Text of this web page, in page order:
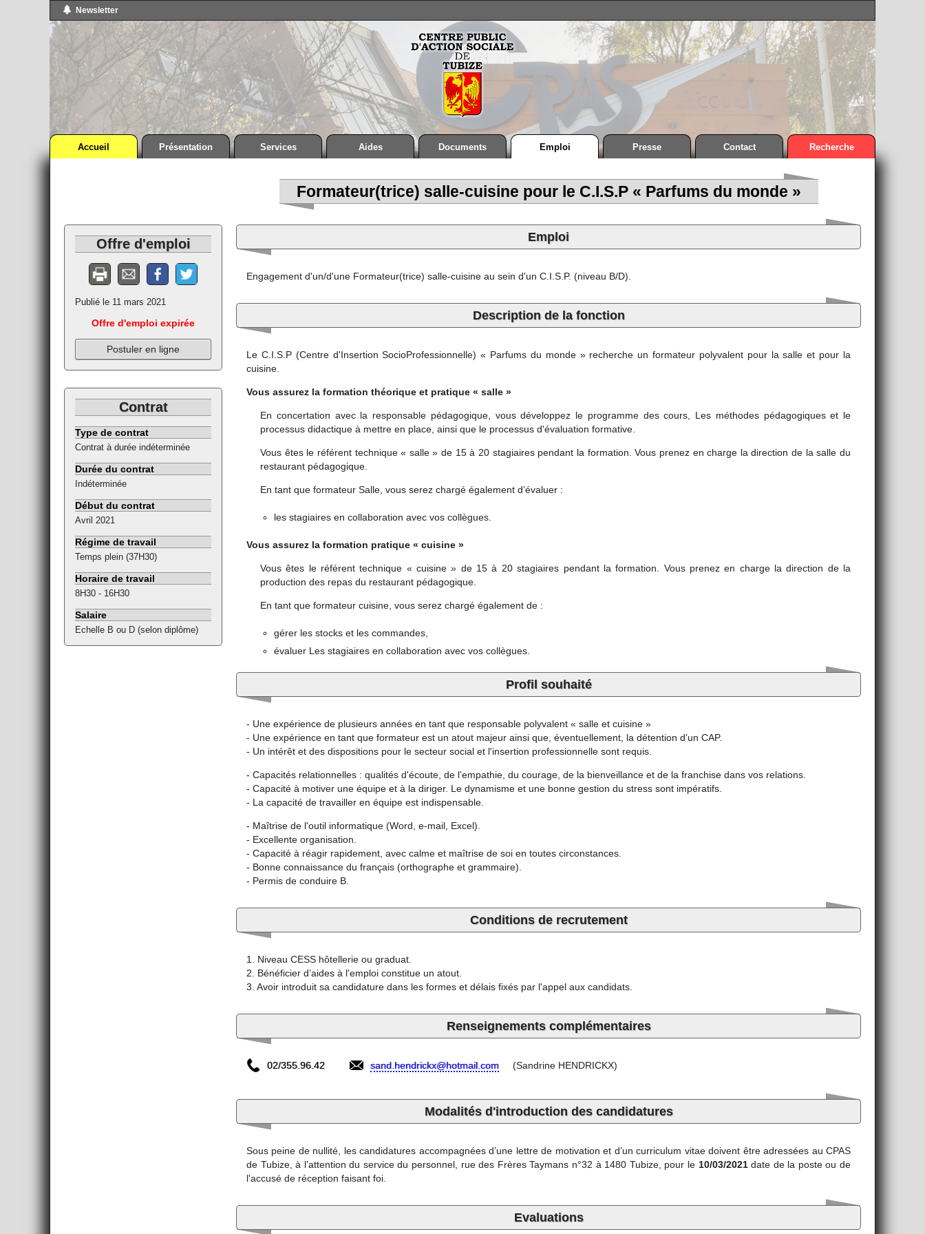
Newsletter
Accueil Présentation Services Aides Documents Emploi Presse Contact Recherche
Formateur(trice) salle-cuisine pour le C.I.S.P « Parfums du monde »
Offre d'emploi
Publié le 11 mars 2021
Offre d'emploi expirée
Postuler en ligne
Contrat
Type de contrat
Contrat à durée indéterminée
Durée du contrat
Indéterminée
Début du contrat
Avril 2021
Régime de travail
Temps plein (37H30)
Horaire de travail
8H30 - 16H30
Salaire
Echelle B ou D (selon diplôme)
Emploi
Engagement d'un/d'une Formateur(trice) salle-cuisine au sein d'un C.I.S.P. (niveau B/D).
Description de la fonction
Le C.I.S.P (Centre d'Insertion SocioProfessionnelle) « Parfums du monde » recherche un formateur polyvalent pour la salle et pour la
cuisine.
Vous assurez la formation théorique et pratique « salle »
En concertation avec la responsable pédagogique, vous développez le programme des cours, Les méthodes pédagogiques et le
processus didactique à mettre en place, ainsi que le processus d'évaluation formative.
Vous êtes le référent technique « salle » de 15 à 20 stagiaires pendant la formation. Vous prenez en charge la direction de la salle du
restaurant pédagogique.
En tant que formateur Salle, vous serez chargé également d’évaluer :
les stagiaires en collaboration avec vos collègues.
Vous assurez la formation pratique « cuisine »
Vous êtes le référent technique « cuisine » de 15 à 20 stagiaires pendant la formation. Vous prenez en charge la direction de la
production des repas du restaurant pédagogique.
En tant que formateur cuisine, vous serez chargé également de :
gérer les stocks et les commandes,
évaluer Les stagiaires en collaboration avec vos collègues.
Profil souhaité
- Une expérience de plusieurs années en tant que responsable polyvalent « salle et cuisine »
- Une expérience en tant que formateur est un atout majeur ainsi que, éventuellement, la détention d’un CAP.
- Un intérêt et des dispositions pour le secteur social et l'insertion professionnelle sont requis.
- Capacités relationnelles : qualités d'écoute, de l’empathie, du courage, de la bienveillance et de la franchise dans vos relations.
- Capacité à motiver une équipe et à la diriger. Le dynamisme et une bonne gestion du stress sont impératifs.
- La capacité de travailler en équipe est indispensable.
- Maîtrise de l'outil informatique (Word, e-mail, Excel).
- Excellente organisation.
- Capacité à réagir rapidement, avec calme et maîtrise de soi en toutes circonstances.
- Bonne connaissance du français (orthographe et grammaire).
- Permis de conduire B.
Conditions de recrutement
1. Niveau CESS hôtellerie ou graduat.
2. Bénéficier d’aides à l'emploi constitue un atout.
3. Avoir introduit sa candidature dans les formes et délais fixés par l'appel aux candidats.
Renseignements complémentaires
02/355.96.42 sand.hendrickx@hotmail.com (Sandrine HENDRICKX)
Modalités d'introduction des candidatures
Sous peine de nullité, les candidatures accompagnées d’une lettre de motivation et d’un curriculum vitae doivent être adressées au CPAS
de Tubize, à l’attention du service du personnel, rue des Frères Taymans n°32 à 1480 Tubize, pour le 10/03/2021date de la poste ou de
l'accusé de réception faisant foi.
Evaluations